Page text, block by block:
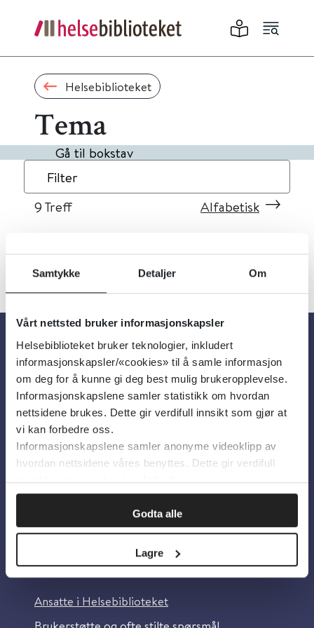
Samtykke Detaljer Om
Vårt nettsted bruker informasjonskapsler
Helsebiblioteket bruker teknologier, inkludert
informasjonskapsler/«cookies» til å samle informasjon
om deg for å kunne gi deg best mulig brukeropplevelse.
Informasjonskapslene samler statistikk om hvordan
nettsidene brukes. Dette gir verdifull innsikt som gjør at
vi kan forbedre oss.
Informasjonskapslene samler anonyme videoklipp av
hvordan nettsidene våres benyttes. Dette gir verdifull
innsikt som gjør at vi kan forbedre oss.
Godta alle
Lagre
Helsebiblioteket
Tema
Gå til bokstav
Filter
9 Treff Alfabetisk
Om oss
Om Helsebiblioteket
Personvern og informasjonskapsler
Tilgjengelighetserklæring
Information in English
Ansatte i Helsebiblioteket